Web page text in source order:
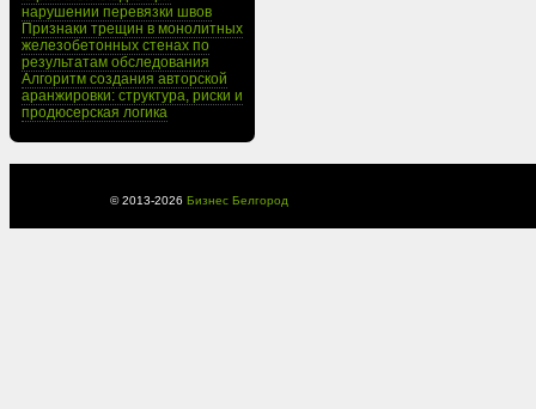
нарушении перевязки швов
Признаки трещин в монолитных
железобетонных стенах по
результатам обследования
Алгоритм создания авторской
аранжировки: структура, риски и
продюсерская логика
© 2013-2026 Бизнес Белгород